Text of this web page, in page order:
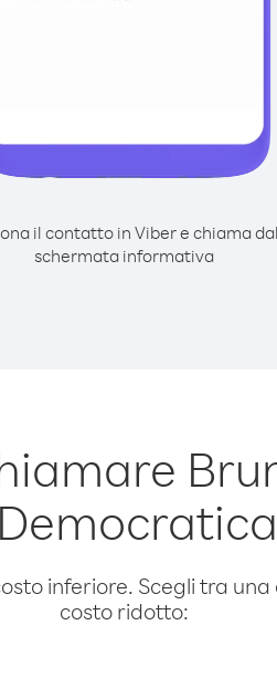
il contatto in Viber e chiama
schermata informativa
inferiore. Scegli tra
costo ridotto: